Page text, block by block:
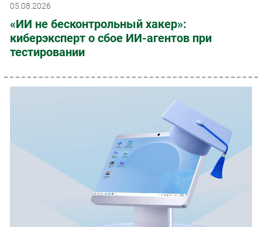
05.08.2026
«ИИ не бесконтрольный хакер»:
киберэксперт о сбое ИИ-агентов при
тестировании